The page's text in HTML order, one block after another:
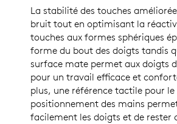
La stabilité des touches
bruit tout en optimisant la
touches aux formes sphériques
forme du bout des doigts tandis
surface mate permet aux doigts
pour un travail efficace et
plus, une référence tactile pour le
positionnement des mains
facilement les doigts et de rester